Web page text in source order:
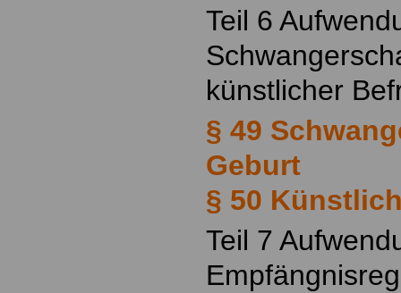
Teil 6
künstlicher
§ 49
Geburt
§ 50
Teil 7